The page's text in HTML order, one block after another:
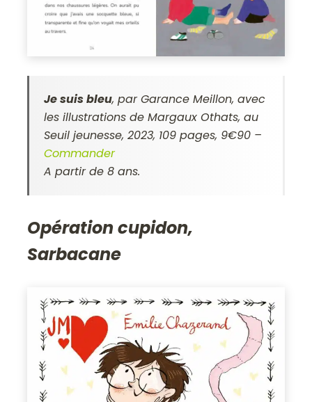
Je suis bleu, par Garance Meillon, avec
les illustrations de Margaux Othats, au
Seuil jeunesse, 2023, 109 pages, 9€90 –
Commander
A partir de 8 ans.
Opération cupidon,
Sarbacane